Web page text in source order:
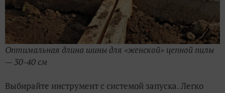
Оптимальная длина шины для «женской» цепной пилы
— 30-40 см
Выбирайте инструмент с системой запуска. Легко